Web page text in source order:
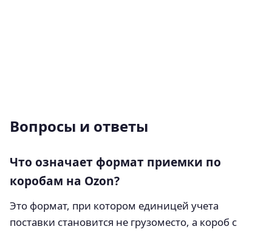
Вопросы и ответы
Что означает формат приемки по
коробам на Ozon?
Это формат, при котором единицей учета
поставки становится не грузоместо, а короб с